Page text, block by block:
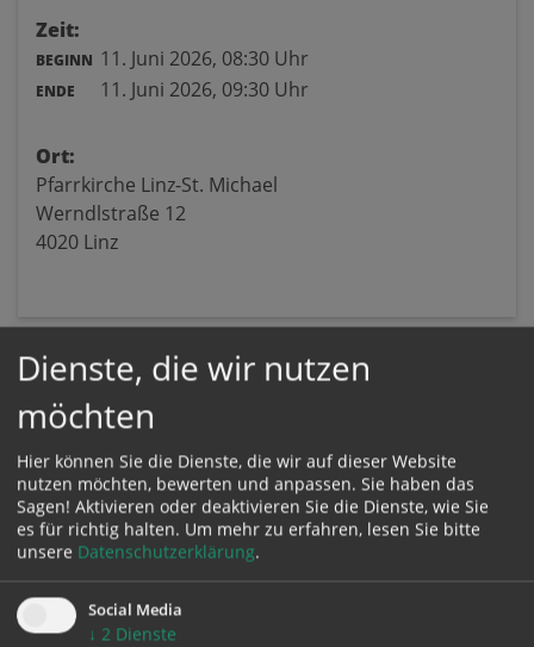
Zeit:
BEGINN 11. Juni 2026, 08:30 Uhr
ENDE 11. Juni 2026, 09:30 Uhr
Ort:
Pfarrkirche Linz-St. Michael
Werndlstraße 12
4020 Linz
Karte:
Bitte akzeptieren Sie
die Seite neu
Dienste, die wir nutzen
möchten
Hier können Sie die Dienste, die wir auf dieser Website
nutzen möchten, bewerten und anpassen. Sie haben das
Sagen! Aktivieren oder deaktivieren Sie die Dienste, wie Sie
es für richtig halten. Um mehr zu erfahren, lesen Sie bitte
unsere Datenschutzerklärung.
Social Media
↓ 2 Dienste